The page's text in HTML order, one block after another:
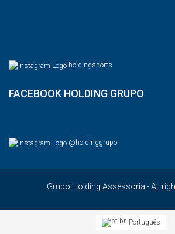
holdingsports
FACEBOOK HOLDING GRUPO
@holdinggrupo
Grupo Holding Assessoria - All
Português